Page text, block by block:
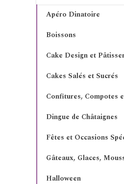
Apéro Dinatoire
Boissons
Cake Design et
Cakes Salés et Sucrés
Confitures, Compotes
Dingue de Châtaignes
Fêtes et Occasions
Gâteaux, Glaces,
Halloween